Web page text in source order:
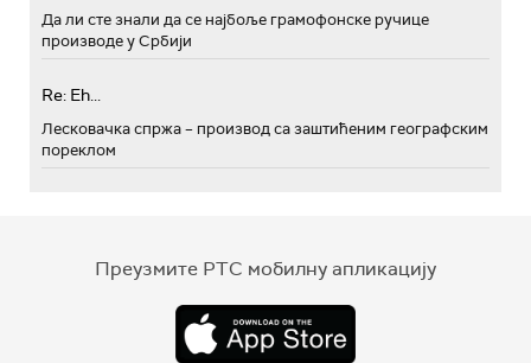
Да ли сте знали да се најбоље грамофонске ручице
производе у Србији
Re: Eh...
Лесковачка спржа – производ са заштићеним географским
пореклом
Преузмите РТС мобилну апликацију